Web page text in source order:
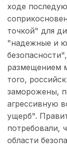
ходе
точкой" для
"надежные и
размещением
того,
заморожены,
агрессивную
ущерб".
потребовали,
области